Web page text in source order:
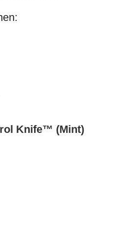
Knife™ (Mint)